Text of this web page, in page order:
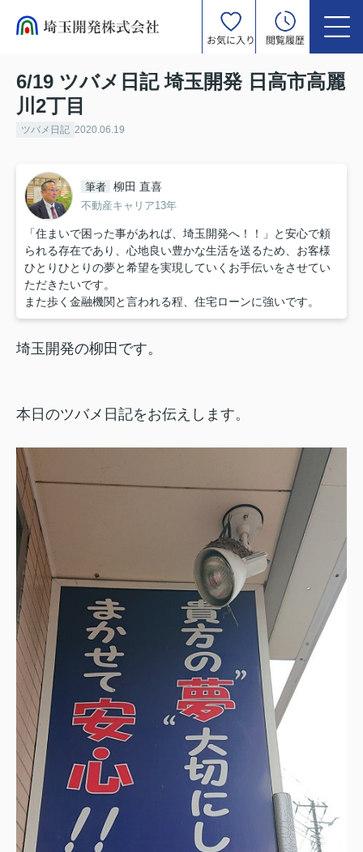
お気に入り 閲覧履歴
6/19 ツバメ日記 埼玉開発 日高市高麗
川2丁目
ツバメ日記 2020.06.19
筆者 柳田 直喜
不動産キャリア13年
「住まいで困った事があれば、埼玉開発へ！！」と安心で頼
られる存在であり、心地良い豊かな生活を送るため、お客様
ひとりひとりの夢と希望を実現していくお手伝いをさせてい
ただきたいです。
また歩く金融機関と言われる程、住宅ローンに強いです。
埼玉開発の柳田です。
本日のツバメ日記をお伝えします。